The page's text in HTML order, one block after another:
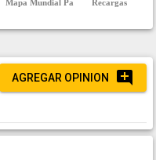
Mapa Mundial Pa
Recargas
AGREGAR OPINION